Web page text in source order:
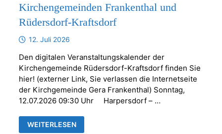
Kirchengemeinden Frankenthal und
Rüdersdorf-Kraftsdorf
12. Juli 2026
Den digitalen Veranstaltungskalender der
Kirchengemeinde Rüdersdorf-Kraftsdorf finden Sie
hier! (externer Link, Sie verlassen die Internetseite
der Kirchgemeinde Gera Frankenthal) Sonntag,
12.07.2026 09:30 Uhr Harpersdorf – …
GOTTESDIENSTE
&
WEITERLESEN